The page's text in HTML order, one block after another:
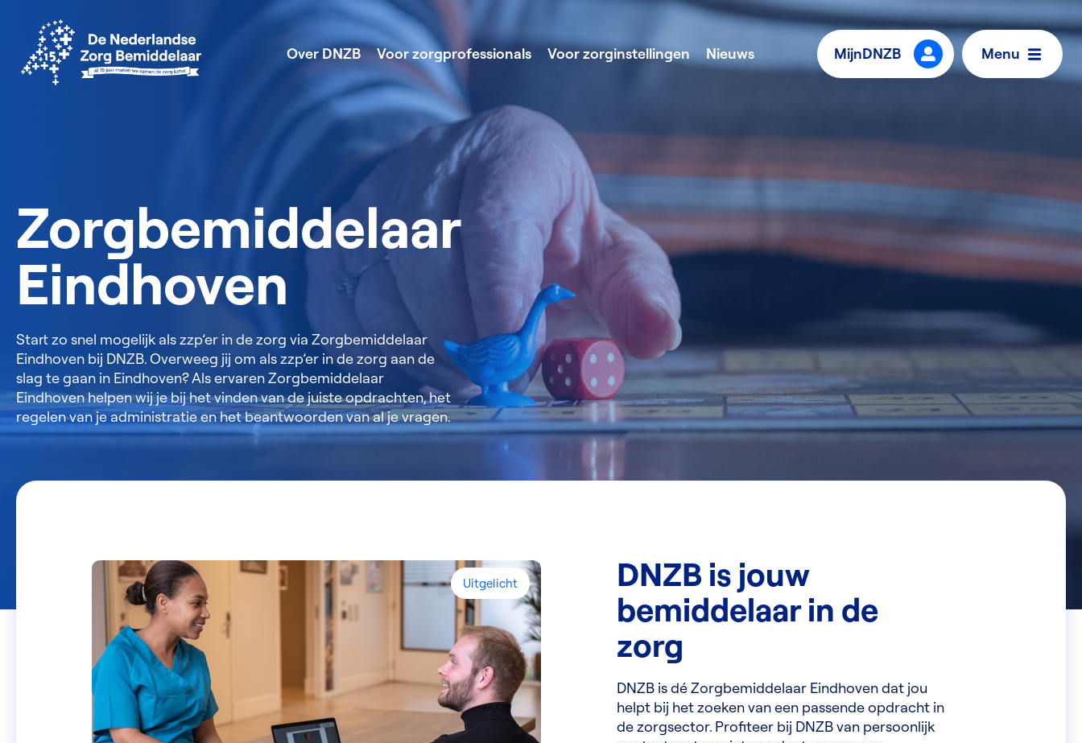
Over DNZB Voor zorgprofessionals Voor zorginstellingen Nieuws MijnDNZB Menu
Zorgbemiddelaar
Eindhoven
Start zo snel mogelijk als zzp’er in de zorg via Zorgbemiddelaar
Eindhoven bij DNZB. Overweeg jij om als zzp’er in de zorg aan de
slag te gaan in Eindhoven? Als ervaren Zorgbemiddelaar
Eindhoven helpen wij je bij het vinden van de juiste opdrachten, het
regelen van je administratie en het beantwoorden van al je vragen.
Uitgelicht
DNZB is jouw
bemiddelaar in de
zorg
DNZB is dé Zorgbemiddelaar Eindhoven dat jou
helpt bij het zoeken van een passende opdracht in
de zorgsector. Profiteer bij DNZB van persoonlijk